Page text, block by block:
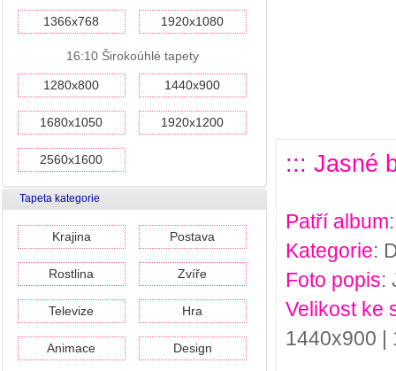
1366x768 1920x1080
16:10 Širokoúhlé tapety
1280x800 1440x900
1680x1050 1920x1200
2560x1600
Tapeta kategorie
Krajina Postava
Rostlina Zvíře
Televize Hra
Animace Design
::: Jasné
Patří album
Kategorie:
Foto popis:
Velikost ke
1440x900 |